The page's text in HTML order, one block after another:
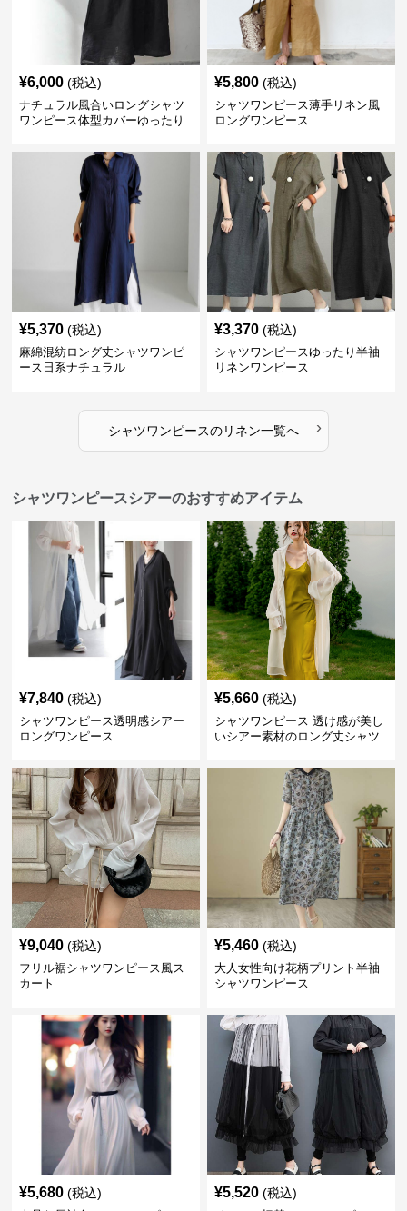
¥6,000 (税込)
ナチュラル風合いロングシャツ
ワンピース体型カバーゆったり
¥5,800 (税込)
シャツワンピース薄手リネン風
ロングワンピース
¥5,370 (税込)
麻綿混紡ロング丈シャツワンピ
ース日系ナチュラル
¥3,370 (税込)
シャツワンピースゆったり半袖
リネンワンピース
シャツワンピースのリネン一覧へ ›
シャツワンピースシアーのおすすめアイテム
¥7,840 (税込)
シャツワンピース透明感シアー
ロングワンピース
¥5,660 (税込)
シャツワンピース 透け感が美し
いシアー素材のロング丈シャツ
¥9,040 (税込)
フリル裾シャツワンピース風ス
カート
¥5,460 (税込)
大人女性向け花柄プリント半袖
シャツワンピース
¥5,680 (税込) ¥5,520 (税込)